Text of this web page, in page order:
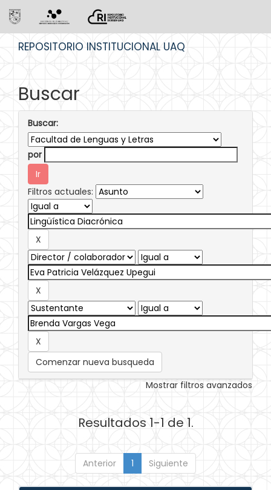
REPOSITORIO INSTITUCIONAL UAQ
Buscar
Buscar:
por
Filtros actuales:
Comenzar nueva busqueda
Mostrar filtros avanzados
Resultados 1-1 de 1.
Anterior 1 Siguiente